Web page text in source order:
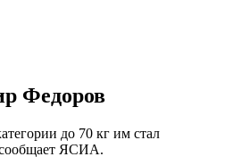
Федоров
до 70 кг им стал
сообщает ЯСИА.